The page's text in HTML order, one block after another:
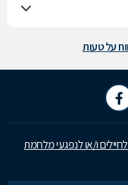
על טעות
ו/או לנפגעי מלחמת